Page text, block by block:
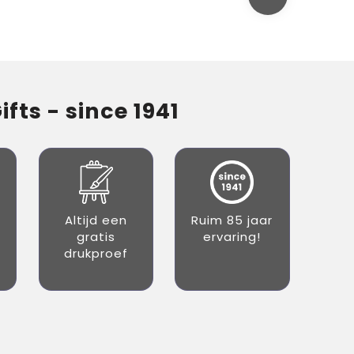
- since 1941
Altijd een
gratis
drukproef
Ruim 85 jaar
ervaring!